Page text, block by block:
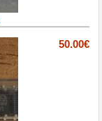
50.00€